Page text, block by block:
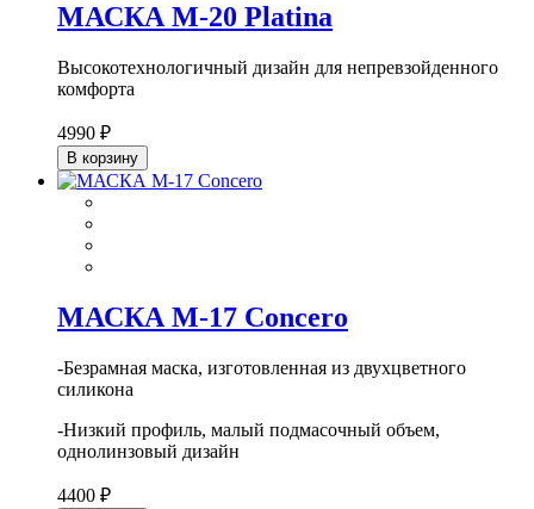
МАСКА М-20 Platina
Высокотехнологичный дизайн для непревзойденного
комфорта
4990 ₽
В корзину
МАСКА М-17 Concero
-Безрамная маска, изготовленная из двухцветного
силикона
-Низкий профиль, малый подмасочный объем,
однолинзовый дизайн
4400 ₽